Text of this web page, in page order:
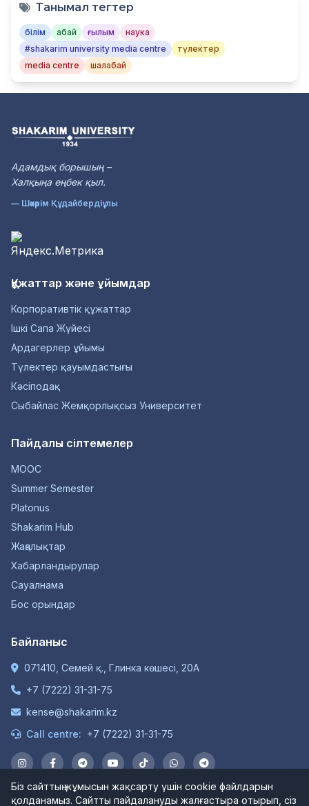
Танымал тегтер
білім абай ғылым
наука
#shakarim university media centre
түлектер
media centre
шалабай
Адамдық борышың –
Халқыңа еңбек қыл.
— Шәкәрім Құдайбердіұлы
Құжаттар және ұйымдар
Корпоративтік құжаттар
Ішкі Сапа Жүйесі
Ардагерлер ұйымы
Түлектер қауымдастығы
Кәсіподақ
Сыбайлас Жемқорлықсыз Университет
Пайдалы сілтемелер
MOOC
Summer Semester
Platonus
Shakarim Hub
Жаңалықтар
Хабарландырулар
Сауалнама
Бос орындар
Байланыс
071410, Семей қ., Глинка көшесі, 20А
+7 (7222) 31-31-75
kense@shakarim.kz
Call centre: +7 (7222) 31-31-75
© 1934-2026 "Шәкәрім Университет" КЕАҚ. Барлық
Біз сайттың жұмысын жақсарту үшін cookie файлдарын
қолданамыз. Сайтты пайдалануды жалғастыра отырып, сіз